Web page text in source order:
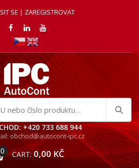
SE | ZAREGISTROVAT
+420 733 688 944
obchod@autocont-ipc.cz
0 CART: 0,00 KČ